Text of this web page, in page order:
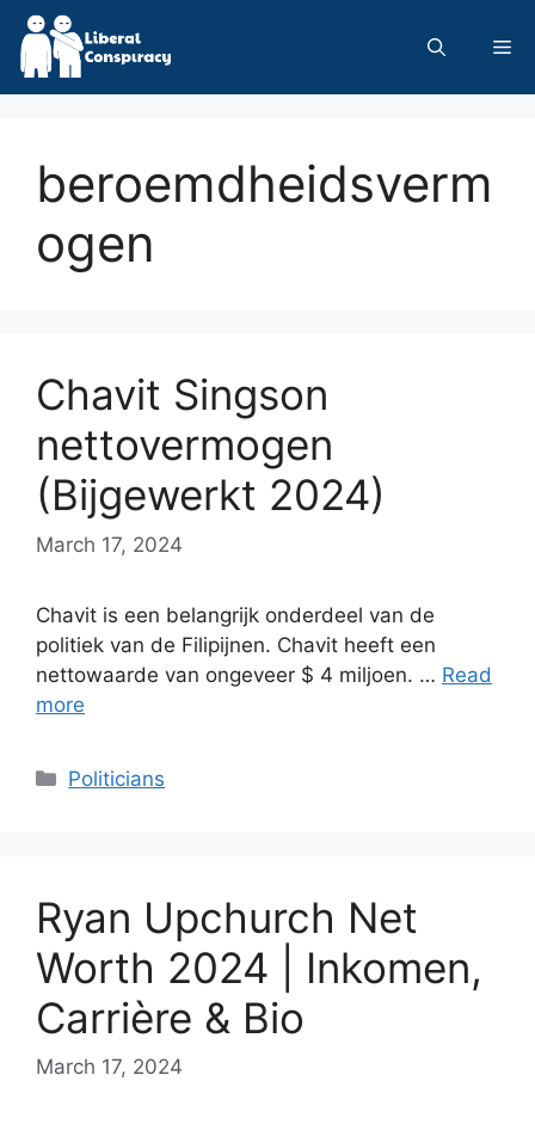
Skip
content
beroemdheidsverm
ogen
Chavit Singson
nettovermogen
(Bijgewerkt 2024)
March 17, 2024
Chavit is een belangrijk onderdeel van de
politiek van de Filipijnen. Chavit heeft een
nettowaarde van ongeveer $ 4 miljoen. … Read
more
Categories
Politicians
Ryan Upchurch Net
Worth 2024 | Inkomen,
Carrière & Bio
March 17, 2024